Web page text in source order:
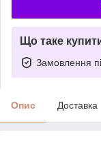
Що таке
Замовлення
Опис Доставка